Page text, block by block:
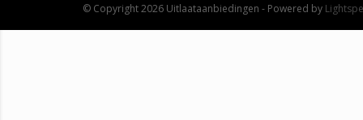
© Copyright 2026 Uitlaataanbiedingen - Powered by